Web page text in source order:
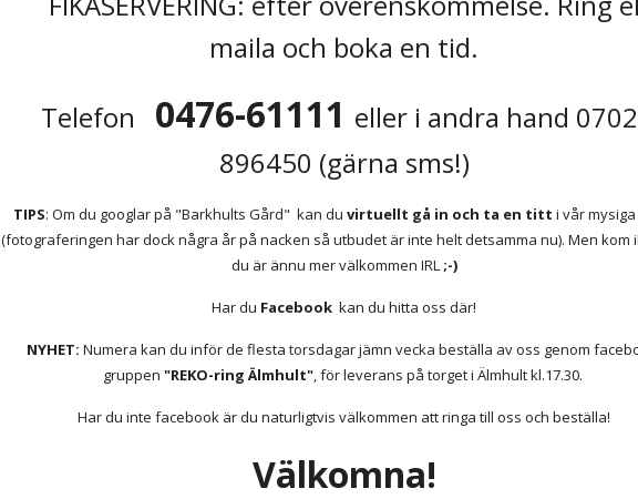
maila och boka en tid.
Telefon 0476-61111 eller i andra hand
896450 (gärna sms!)
TIPS: Om du googlar på "Barkhults Gård"  kan du virtuellt gå in och ta en titt i vår
(fotograferingen har dock några år på nacken så utbudet är inte helt detsamma nu). Men kom
du är ännu mer välkommen IRL ;-)
Har du Facebook
  kan du hitta oss där!
NYHET: Numera kan du inför de flesta torsdagar jämn vecka beställa av oss genom
gruppen "REKO-ring Älmhult", för leverans på torget i Älmhult kl.17.30.
Har du inte facebook är du naturligtvis välkommen att ringa till oss och beställa!
Välkomna!